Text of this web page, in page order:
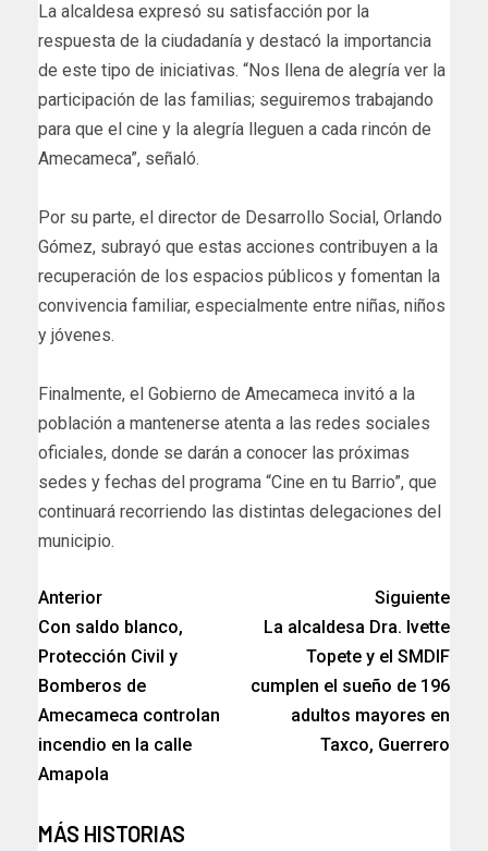
La alcaldesa expresó su satisfacción por la
respuesta de la ciudadanía y destacó la importancia
de este tipo de iniciativas. “Nos llena de alegría ver la
participación de las familias; seguiremos trabajando
para que el cine y la alegría lleguen a cada rincón de
Amecameca”, señaló.
Por su parte, el director de Desarrollo Social, Orlando
Gómez, subrayó que estas acciones contribuyen a la
recuperación de los espacios públicos y fomentan la
convivencia familiar, especialmente entre niñas, niños
y jóvenes.
Finalmente, el Gobierno de Amecameca invitó a la
población a mantenerse atenta a las redes sociales
oficiales, donde se darán a conocer las próximas
sedes y fechas del programa “Cine en tu Barrio”, que
continuará recorriendo las distintas delegaciones del
municipio.
Anterior
Con saldo blanco,
Protección Civil y
Bomberos de
Amecameca controlan
incendio en la calle
Amapola
Siguiente
La alcaldesa Dra. Ivette
Topete y el SMDIF
cumplen el sueño de 196
adultos mayores en
Taxco, Guerrero
MÁS HISTORIAS